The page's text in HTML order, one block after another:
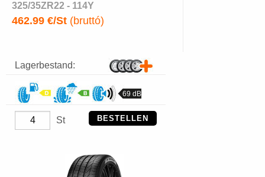
325/35ZR22 - 114Y
462.99 €/St (bruttó)
Lagerbestand:
69 dB
St BESTELLEN